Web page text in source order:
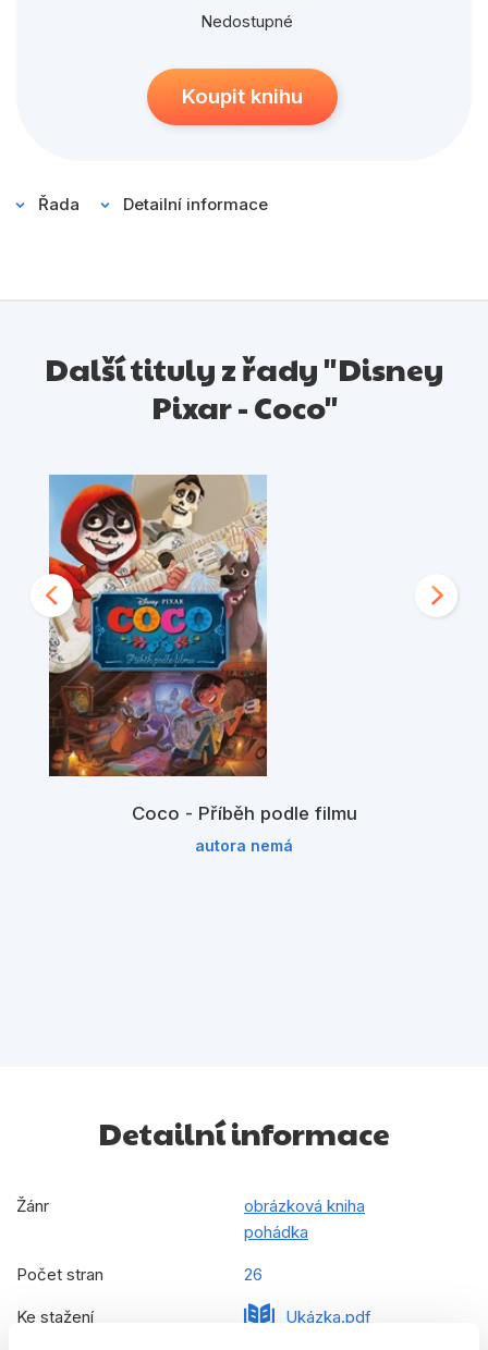
Společnost, politika
Umění a kultura
Výchova a pedagogika
Zdraví a životní styl
Nedostupné
Koupit knihu
Řada Detailní informace
Další tituly z řady "Disney
Pixar - Coco"
Coco - Příběh podle filmu
autora nemá
Detailní informace
Žánr
obrázková kniha
pohádka
Počet stran 26
Ke stažení Ukázka.pdf